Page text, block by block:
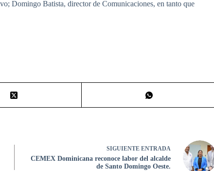
Domingo Batista, director de Comunicaciones, en tanto que
SIGUIENTE ENTRADA
CEMEX Dominicana reconoce labor del alcalde
de Santo Domingo Oeste.